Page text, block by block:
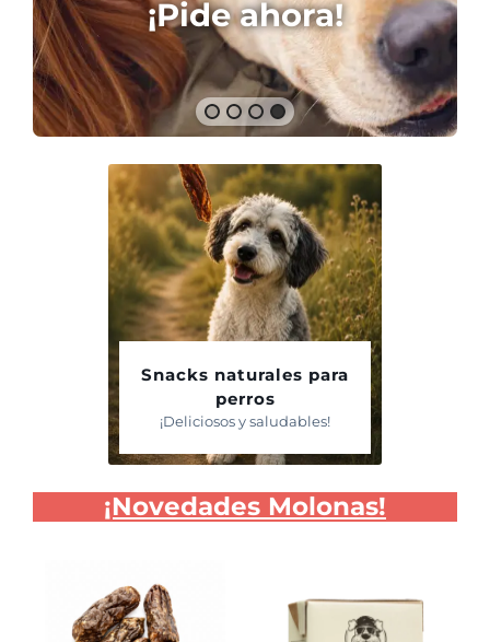
¡PULSA AQUÍ!
Snacks naturales para
perros
¡Deliciosos y saludables!
¡Novedades Molonas!